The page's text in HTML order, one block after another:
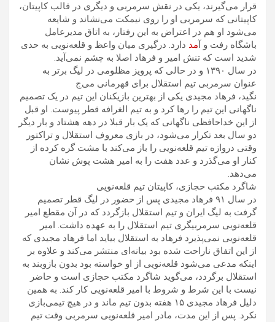
قرار می‌گیرند، یکی در نقش سرمربی و دیگری در قالب کاپیتان،
کاپیتانی که سرمربی او را روی نیمکت می‌نشاند و شایعه
می‌شود او هم در اعتراض به این رفتار، به اتاق مدیرعامل
باشگاه رفت و آ مد دارد. درگیری میان واعظ و قلعه‌نویی به حدی
شدید است که تنش امیر و فرهاد اصلا به چشم نمی‌آید.
در سال ۱۳۹۰ و در حالی که پرویز مظلومی در لیگ برتر به
عنوان سرمربی تیم استقلال برای قهرمانی می‌ج
نگید، فرهاد مجیدی یکی از بهترین بازیکنان این تیم در یک تصمیم
ناگهانی این تیم را رها کرد و به تیم الغرافه قطر پیوست. او قبل
از این خداحافظی ناگهانی که یک بار قبلا در دهه هشتاد و بار دیگر
دو سال بعد تکرار می‌شود، در بازی معروف استقلال و تراکتور
وقتی دروازه تیم قلعه‌نویی را باز می‌کند با مشت گره کرده از
کنار او می‌گذرد و عدد هفت را به امیر هشت پوش نشان
می‌دهد.
شاگرد مکتب حجازی، کاپیتان تیم قلعه‌نویی
در سال ۹۱ فرهاد مجیدی پس از حضور در لیگ قطر تصمیم
گرفت به لیگ ایران و تیم استقلال بازگردد که در آن مقطع امیر
قلعه‌نویی سرمربیگری تیم استقلال را به عهده داشت. امیر
قلعه‌نویی نمی‌پذیرد فرهاد به استقلال بیاید اما فرهاد مجیدی که
از این اتفاق ناراحت شده بود بیانه‌ای منتشر می‌کند و علاوه بر
اینکه مدعی می‌شود قلعه‌نویی از او خواسته بود بدون بازوبند به
استقلال برگردد، می‌گوید شاگرد مکتب حجازی است و حاضر
نیست با این شرط و شروط با امیر قلعه‌نویی کار کند. به همین
دلیل فرهاد مجیدی ۱۵ هفته بدون تیم ماند و در هیچ تیمی‌بازی
نکرد. پس از این مدت، مادر امیر قلعه‌نویی سرمربی وقت تیم